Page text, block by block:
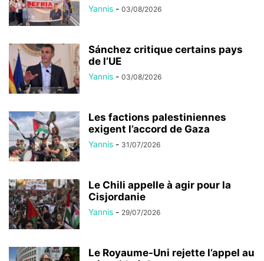
Yannis - 03/08/2026
Sánchez critique certains pays
de l’UE
Yannis - 03/08/2026
Les factions palestiniennes
exigent l’accord de Gaza
Yannis - 31/07/2026
Le Chili appelle à agir pour la
Cisjordanie
Yannis - 29/07/2026
Le Royaume-Uni rejette l’appel au